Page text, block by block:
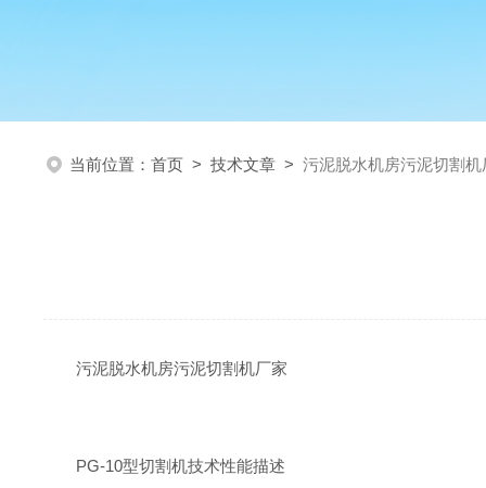
当前位置： 首页 > 技术文章 > 污泥脱水机房污泥切割机
污泥脱水机房污泥切割机厂家
PG-10型切割机技术性能描述